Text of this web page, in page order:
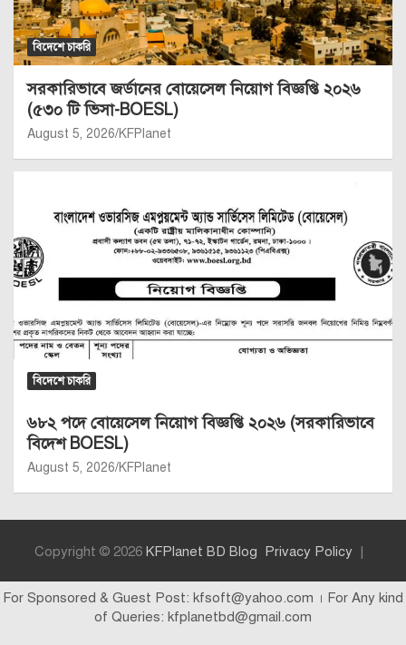
বিদেশে চাকরি
সরকারিভাবে জর্ডানের বোয়েসেল নিয়োগ বিজ্ঞপ্তি ২০২৬
(৫৩০ টি ভিসা-BOESL)
August 5, 2026 KFPlanet
বিদেশে চাকরি
৬৮২ পদে বোয়েসেল নিয়োগ বিজ্ঞপ্তি ২০২৬ (সরকারিভাবে
বিদেশ BOESL)
August 5, 2026 KFPlanet
Copyright © 2026 KFPlanet BD Blog Privacy Policy
For Sponsored & Guest Post: kfsoft@yahoo.com । For Any kind
of Queries: kfplanetbd@gmail.com